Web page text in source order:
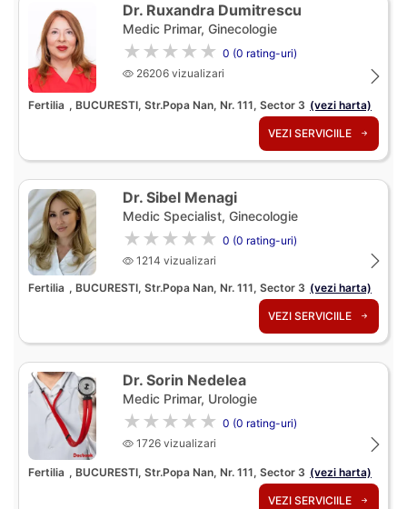
Dr. Ruxandra Dumitrescu
Medic Primar, Ginecologie
★★★★★ 0 (0 rating-uri)
26206 vizualizari
Fertilia , BUCURESTI, Str.Popa Nan, Nr. 111, Sector 3 (vezi harta)
VEZI SERVICIILE
Dr. Sibel Menagi
Medic Specialist, Ginecologie
★★★★★ 0 (0 rating-uri)
1214 vizualizari
Fertilia , BUCURESTI, Str.Popa Nan, Nr. 111, Sector 3 (vezi harta)
VEZI SERVICIILE
Dr. Sorin Nedelea
Medic Primar, Urologie
★★★★★ 0 (0 rating-uri)
1726 vizualizari
Fertilia , BUCURESTI, Str.Popa Nan, Nr. 111, Sector 3 (vezi harta)
VEZI SERVICIILE